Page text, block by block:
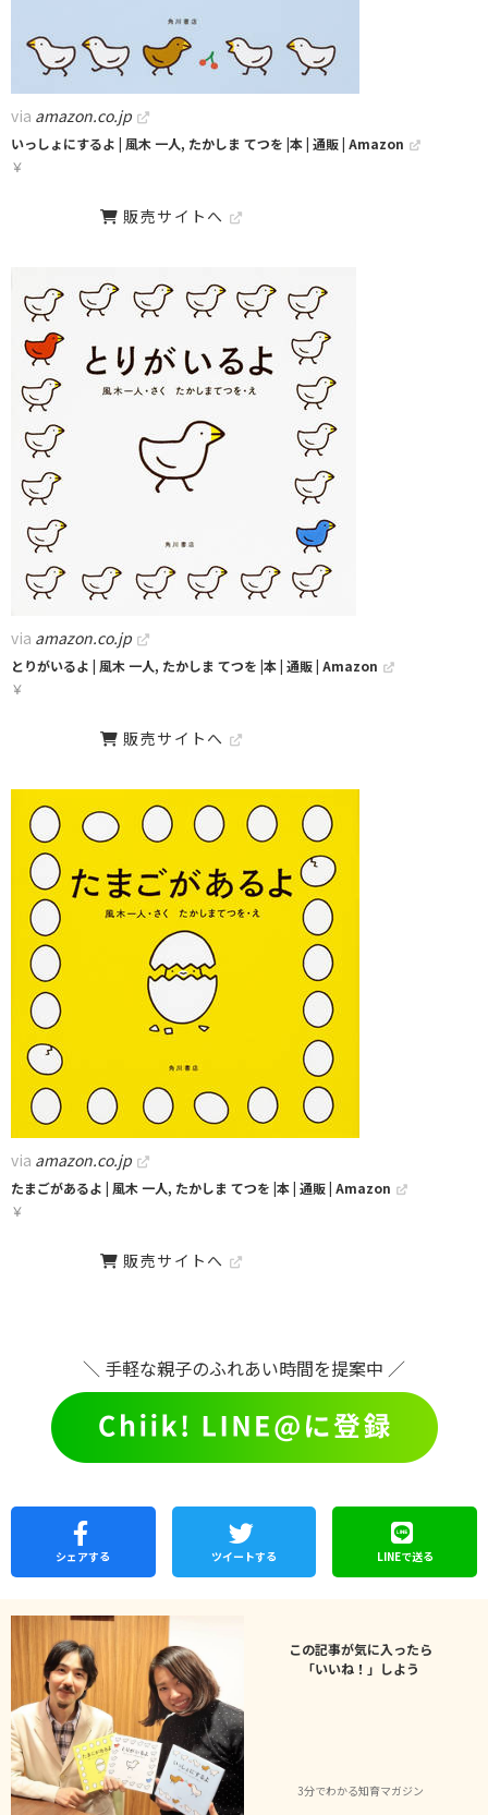
via amazon.co.jp
いっしょにするよ | 風木 一人, たかしま てつを |本 | 通販 | Amazon
￥
販売サイトへ
via amazon.co.jp
とりがいるよ | 風木 一人, たかしま てつを |本 | 通販 | Amazon
￥
販売サイトへ
via amazon.co.jp
たまごがあるよ | 風木 一人, たかしま てつを |本 | 通販 | Amazon
￥
販売サイトへ
＼ 手軽な親子のふれあい時間を提案中 ／
シェアする ツイートする LINEで送る
この記事が気に入ったら
「いいね！」しよう
3分でわかる知育マガジン